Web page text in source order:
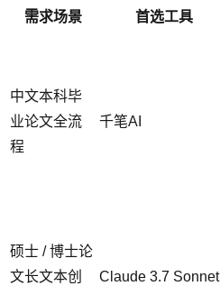
需求场景 首选工具
中文本科毕
业论文全流
程
千笔AI
硕士 / 博士论
文长文本创
Claude 3.7 Sonnet